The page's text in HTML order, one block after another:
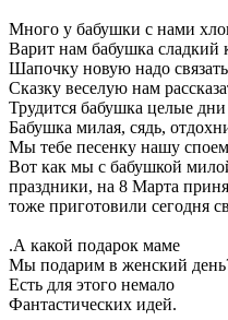
Много у бабушки с нами
Варит нам бабушка сладкий
Шапочку новую надо
Сказку веселую нам
Трудится бабушка целые дни
Бабушка милая, сядь,
Мы тебе песенку нашу споем
Вот как мы с бабушкой
праздники, на 8 Марта
тоже приготовили сегодня
.А какой подарок маме
Мы подарим в женский
Есть для этого немало
Фантастических идей.